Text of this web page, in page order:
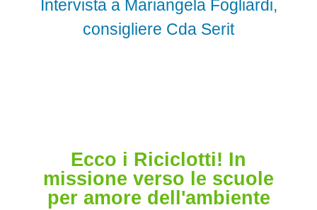
Intervista a Mariangela Fogliardi,
consigliere Cda Serit
Ecco i Riciclotti! In
missione verso le scuole
per amore dell'ambiente